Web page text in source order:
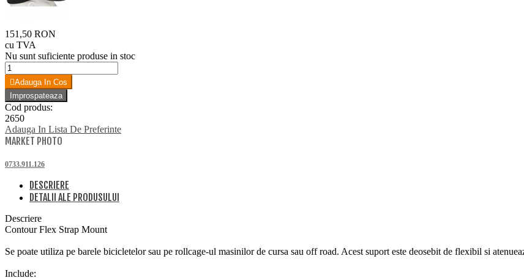
151,50 RON
cu TVA
Nu sunt suficiente produse in stoc
Adauga In Cos
Cod produs:
2650
Adauga In Lista De Preferinte
MARKET PHOTO
0733.911.126
DESCRIERE
DETALII ALE PRODUSULUI
Descriere
Contour Flex Strap Mount
Se poate utiliza pe barele bicicletelor sau pe rollcage-ul masinilor de cursa sau off road. Acest suport este deosebit de flexibil si
Include: